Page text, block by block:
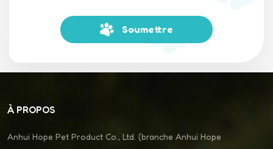
Soumettre
À PROPOS
Anhui Hope Pet Product Co., Ltd. (branche Anhui Hope